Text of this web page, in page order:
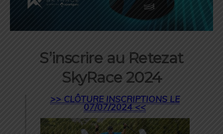
S’inscrire au Retezat
SkyRace 2024
>> CLÔTURE INSCRIPTIONS LE
07/07/2024 <<